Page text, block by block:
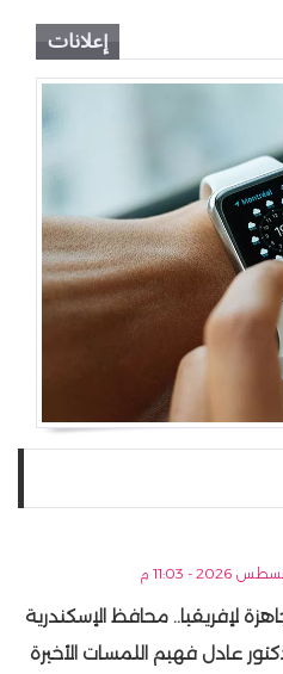
إعلانات
لإفريقيا.. محافظ الإسكندرية
عادل فهيم اللمسات الأخيرة